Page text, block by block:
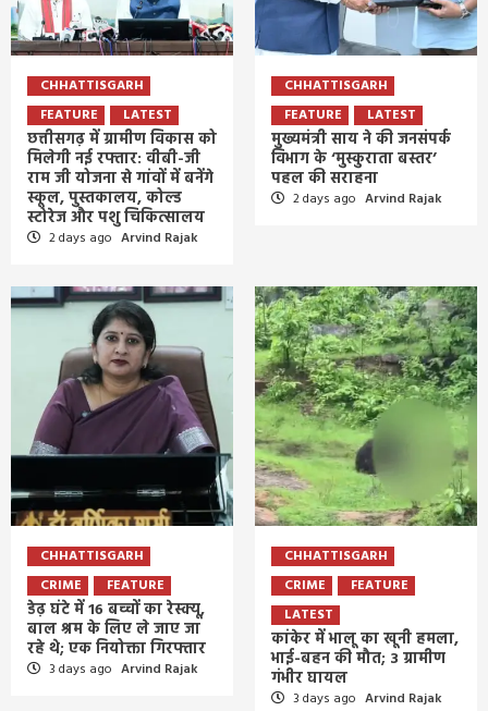
CHHATTISGARH
FEATURE
LATEST
छत्तीसगढ़ में ग्रामीण विकास को
मिलेगी नई रफ्तार: वीबी-जी
राम जी योजना से गांवों में बनेंगे
स्कूल, पुस्तकालय, कोल्ड
स्टोरेज और पशु चिकित्सालय
2 days ago Arvind Rajak
CHHATTISGARH
FEATURE
LATEST
मुख्यमंत्री साय ने की जनसंपर्क
विभाग के ‘मुस्कुराता बस्तर’
पहल की सराहना
2 days ago Arvind Rajak
CHHATTISGARH
CRIME
FEATURE
डेढ़ घंटे में 16 बच्चों का रेस्क्यू,
बाल श्रम के लिए ले जाए जा
रहे थे; एक नियोक्ता गिरफ्तार
3 days ago Arvind Rajak
CHHATTISGARH
CRIME
FEATURE
LATEST
कांकेर में भालू का खूनी हमला,
भाई-बहन की मौत; 3 ग्रामीण
गंभीर घायल
3 days ago Arvind Rajak